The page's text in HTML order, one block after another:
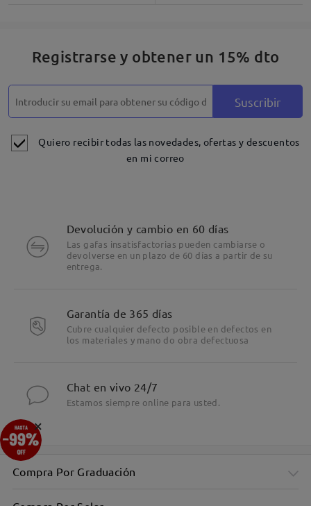
Registrarse y obtener un 15% dto
Suscribir
Quiero recibir todas las novedades, ofertas y descuentos
en mi correo
Devolución y cambio en 60 días
Las gafas insatisfactorias pueden cambiarse o
devolverse en un plazo de 60 días a partir de su
entrega.
Garantía de 365 días
Cubre cualquier defecto posible en defectos en
los materiales y mano do obra defectuosa
Chat en vivo 24/7
Estamos siempre online para usted.
Compra Por Graduación
×